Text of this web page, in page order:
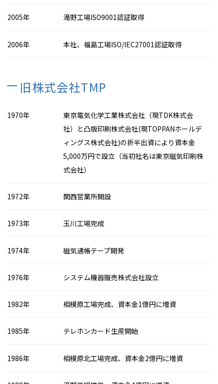
2005年 滝野工場ISO9001認証取得
2006年 本社、福島工場ISO/IEC27001認証取得
旧株式会社TMP
1970年
東京電気化学工業株式会社（現TDK株式会
社）と凸版印刷株式会社(現TOPPANホールデ
ィングス株式会社)の折半出資により資本金
5,000万円で設立（当初社名は東京磁気印刷株
式会社）
1972年 関西営業所開設
1973年 玉川工場完成
1974年 磁気通帳テープ開発
1976年 システム機器販売株式会社設立
1982年 相模原工場完成、資本金1億円に増資
1985年 テレホンカード生産開始
1986年 相模原北工場完成、資本金2億円に増資